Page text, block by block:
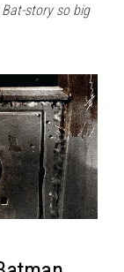
story so big